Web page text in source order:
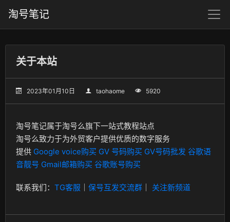
淘号笔记
关于本站
2023年01月10日 taohaome 5920
淘号笔记属于淘号么旗下一站式教程站点
淘号么致力于为外贸客户提供优质的数字服务
提供 Google voice购买 GV 号码购买 GV号码批发 谷歌语
音靓号 Gmail邮箱购买 谷歌账号购买
联系我们： TG客服 保号互发交流群 关注新频道